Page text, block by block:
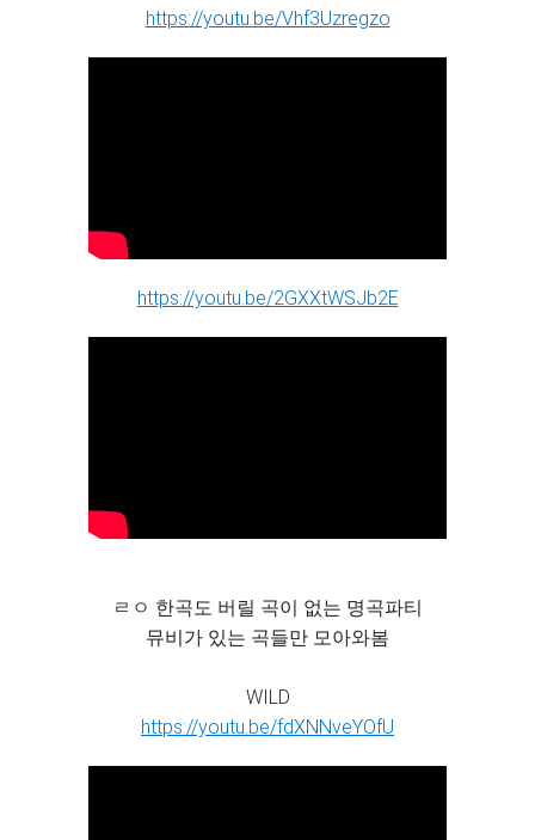
https://youtu.be/Vhf3Uzregzo
https://youtu.be/2GXXtWSJb2E
ㄹㅇ 한곡도 버릴 곡이 없는 명곡파티
뮤비가 있는 곡들만 모아와봄
WILD
https://youtu.be/fdXNNveYOfU